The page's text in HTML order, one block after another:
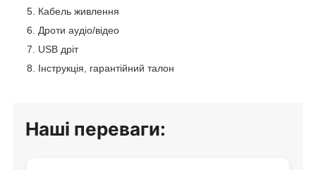
Кабель живлення
Дроти аудіо/відео
USB дріт
Інструкція, гарантійний талон
Наші переваги: